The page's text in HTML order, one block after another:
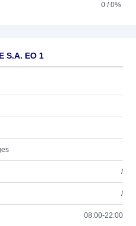
0 / 0%
S.A. EO 1
/
/
08:00-22:00